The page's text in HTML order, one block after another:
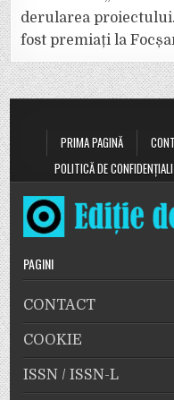
derularea
fost premiați la
PRIMA PAGINĂ
POLITICĂ DE
PAGINI
CONTACT
COOKIE
ISSN / ISSN-L